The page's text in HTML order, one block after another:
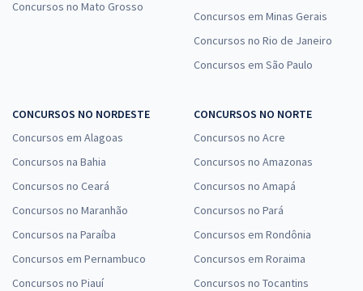
Concursos no Mato Grosso
Concursos em Minas Gerais
Concursos no Rio de Janeiro
Concursos em São Paulo
CONCURSOS NO NORDESTE
Concursos em Alagoas
Concursos na Bahia
Concursos no Ceará
Concursos no Maranhão
Concursos na Paraíba
Concursos em Pernambuco
Concursos no Piauí
CONCURSOS NO NORTE
Concursos no Acre
Concursos no Amazonas
Concursos no Amapá
Concursos no Pará
Concursos em Rondônia
Concursos em Roraima
Concursos no Tocantins